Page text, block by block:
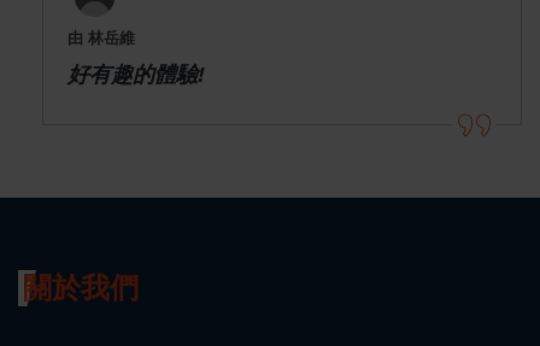
由 林岳維
好有趣的體驗!
關於我們